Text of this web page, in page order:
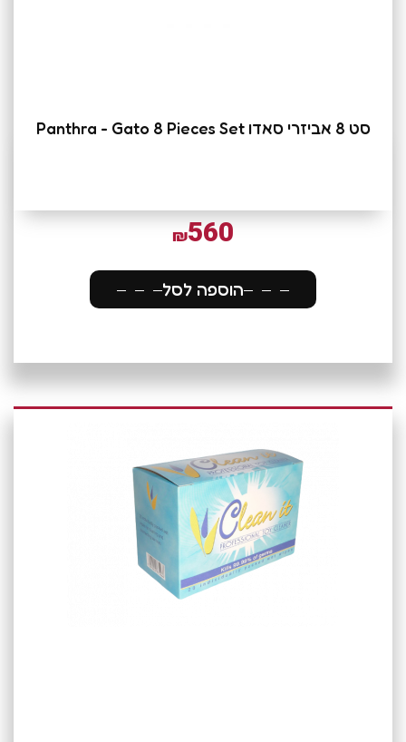
סט 8 אביזרי סאדו Panthra - Gato 8 Pieces Set
₪560
הוספה לסל